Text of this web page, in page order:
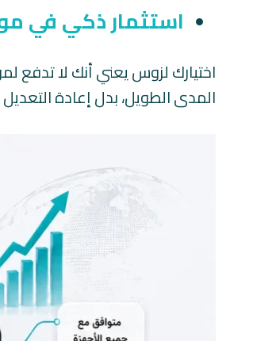
استثمار ذكي في
اختيارك لزوس يعني أنك لا تدفع
المدى الطويل، بدل إعادة